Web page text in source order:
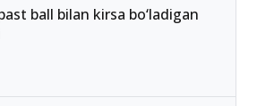
ball bilan kirsa bo‘ladigan